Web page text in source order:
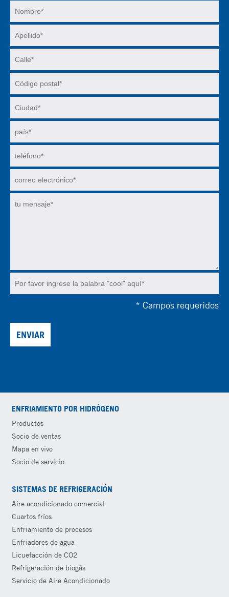
* Campos requeridos
ENVIAR
ENFRIAMIENTO POR HIDRÓGENO
Productos
Socio de ventas
Mapa en vivo
Socio de servicio
SISTEMAS DE REFRIGERACIÓN
Aire acondicionado comercial
Cuartos fríos
Enfriamiento de procesos
Enfriadores de agua
Licuefacción de CO2
Refrigeración de biogás
Servicio de Aire Acondicionado